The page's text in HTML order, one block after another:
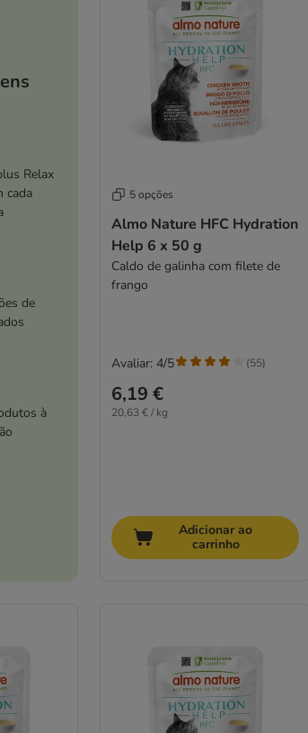
Relax
cada
de
à
5 opções
Almo Nature HFC Hydration
Help 6 x 50 g
Caldo de galinha com filete de
frango
6,19 €
20,63 € / kg
Avaliar: 4/5 (55)
Adicionar ao
carrinho